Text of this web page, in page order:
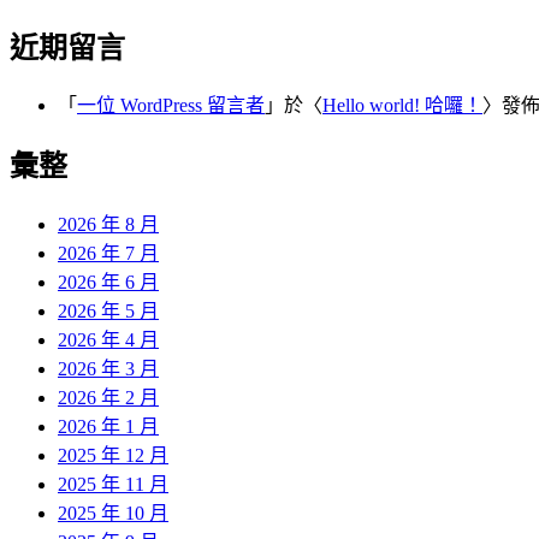
近期留言
「 一位 WordPress 留言者 」於〈Hello world! 哈囉！ 〉發
彙整
2026 年 8 月
2026 年 7 月
2026 年 6 月
2026 年 5 月
2026 年 4 月
2026 年 3 月
2026 年 2 月
2026 年 1 月
2025 年 12 月
2025 年 11 月
2025 年 10 月